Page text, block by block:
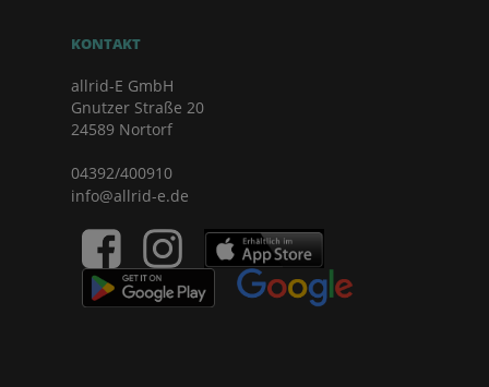
KONTAKT
allrid-E GmbH
Gnutzer Straße 20
24589 Nortorf
04392/400910
info@allrid-e.de